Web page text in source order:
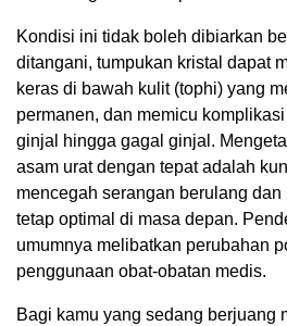
Kondisi ini tidak boleh dibiarkan
ditangani, tumpukan kristal dapat
keras di bawah kulit (tophi) yang
permanen, dan memicu
ginjal hingga gagal ginjal.
asam urat dengan tepat adalah
mencegah serangan berulang
tetap optimal di masa depan.
umumnya melibatkan perubahan
penggunaan obat-obatan medis.
Bagi kamu yang sedang berjuang